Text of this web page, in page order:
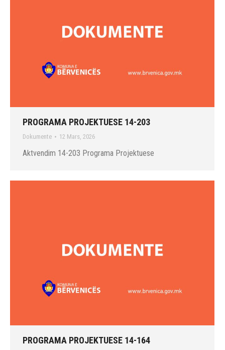
PROGRAMA PROJEKTUESE 14-203
Dokumente 12 Mars, 2026
Aktvendim 14-203 Programa Projektuese
PROGRAMA PROJEKTUESE 14-164